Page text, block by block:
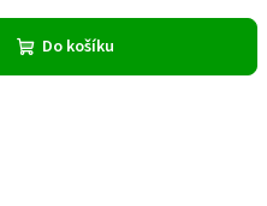
Do košíku